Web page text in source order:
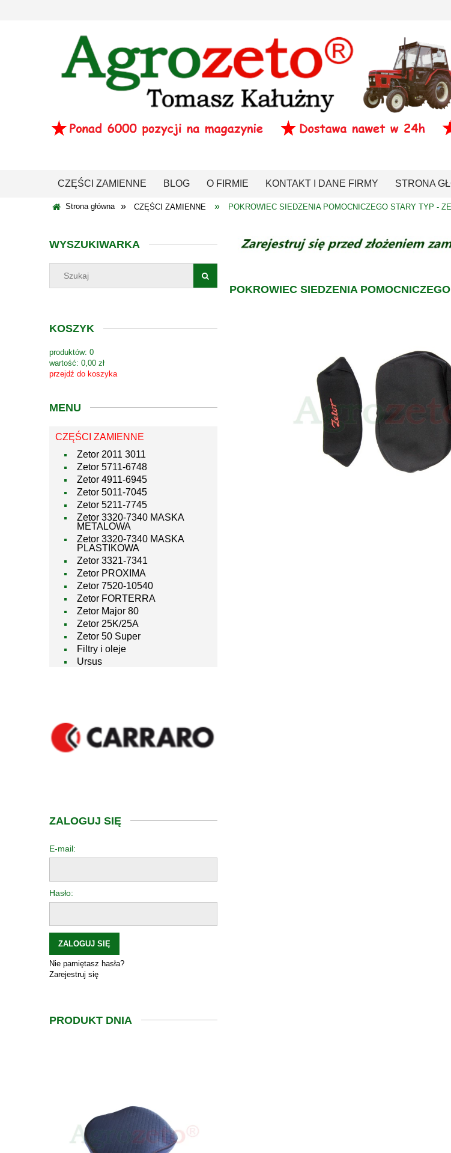
CZĘŚCI ZAMIENNE BLOG O FIRMIE KONTAKT I DANE FIRMY STRONA
Strona główna » CZĘŚCI ZAMIENNE » POKROWIEC SIEDZENIA POMOCNICZEGO STARY TYP -
WYSZUKIWARKA
KOSZYK
produktów: 0
wartość: 0,00 zł
przejdź do koszyka
MENU
CZĘŚCI ZAMIENNE
Zetor 2011 3011
Zetor 5711-6748
Zetor 4911-6945
Zetor 5011-7045
Zetor 5211-7745
Zetor 3320-7340 MASKA
METALOWA
Zetor 3320-7340 MASKA
PLASTIKOWA
Zetor 3321-7341
Zetor PROXIMA
Zetor 7520-10540
Zetor FORTERRA
Zetor Major 80
Zetor 25K/25A
Zetor 50 Super
Filtry i oleje
Ursus
ZALOGUJ SIĘ
E-mail:
Hasło:
ZALOGUJ SIĘ
Nie pamiętasz hasła?
Zarejestruj się
PRODUKT DNIA
POKROWIEC SIEDZENIA